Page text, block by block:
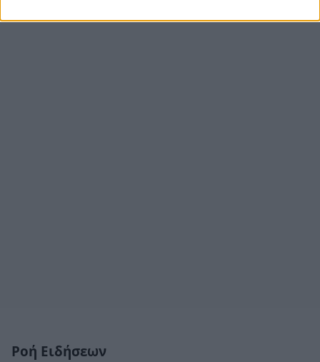
Ροή Ειδήσεων